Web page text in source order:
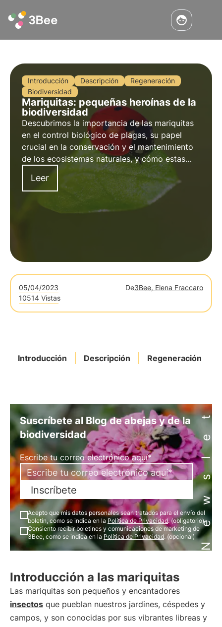
Introducción Descripción
Regeneración
Biodiversidad
Mariquitas: pequeñas heroínas de la
biodiversidad
Descubrimos la importancia de las mariquitas
en el control biológico de plagas, su papel
crucial en la conservación y el mantenimiento
de los ecosistemas naturales, y cómo estas
pequeñas pero voraces criaturas influyen
positivamente en la biodiversidad y el
bienestar de las plantas.
Leer
05/04/2023 De3Bee, Elena Fraccaro
10514 Vistas
Introducción Descripción RegeneraciónNewsletter
Suscríbete al Blog de abejas y de la
biodiversidad
Escribe tu correo electrónico aquí*
Inscríbete
Acepto que mis datos personales sean tratados para el envío del
boletín, como se indica en la Política de Privacidad. (obligatorio)
Consiento recibir boletines y comunicaciones de marketing de
3Bee, como se indica en la Política de Privacidad. (opcional)
Introducción a las mariquitas
Las mariquitas son pequeños y encantadores
insectos que pueblan nuestros jardines, céspedes y
campos, y son conocidas por sus vibrantes libreas y